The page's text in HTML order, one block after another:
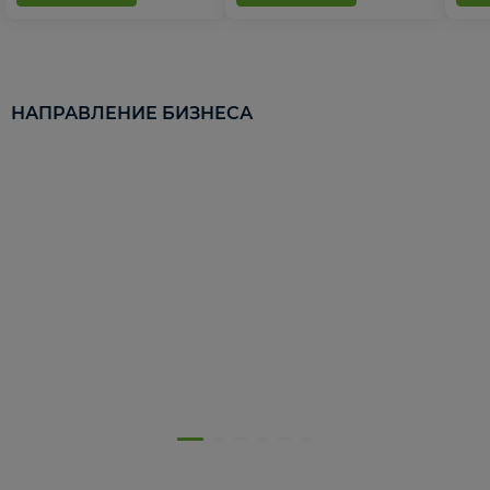
НАПРАВЛЕНИЕ БИЗНЕСА